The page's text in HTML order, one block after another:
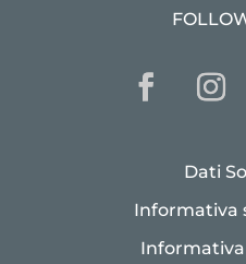
Dati
Informativa
Informativa